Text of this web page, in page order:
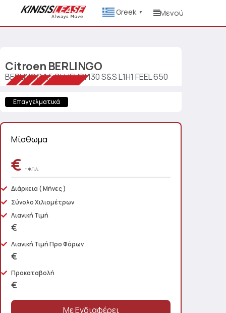
Greek ▼ Μενού
Citroen BERLINGO
BERLINGO 1.5 BLUEHDI 130 S&S L1H1 FEEL 650
Επαγγελματικά
Μίσθωμα
€ + Φ.Π.Α.
Διάρκεια ( Μήνες )
Σύνολο Χιλιομέτρων
Λιανική Τιμή
€
Λιανική Τιμή Προ Φόρων
€
Προκαταβολή
€